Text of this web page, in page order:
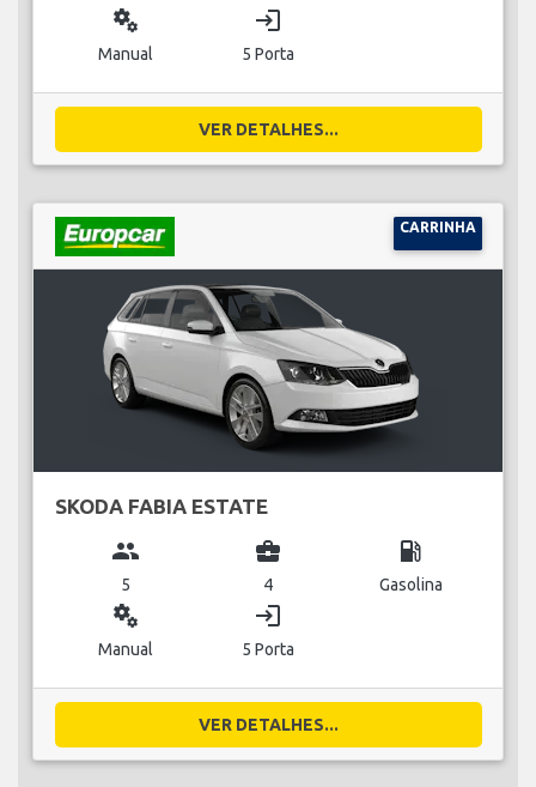
miscellaneous_services
Manual
login
5 Porta
VER DETALHES...
CARRINHA
SKODA FABIA ESTATE
group
5
business_center
4
local_gas_station
Gasolina
miscellaneous_services
Manual
login
5 Porta
VER DETALHES...